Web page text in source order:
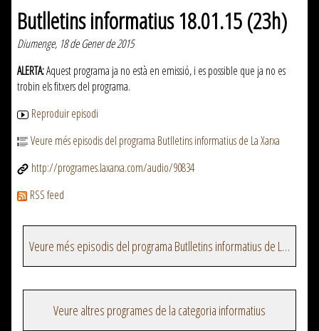
Butlletins informatius 18.01.15 (23h)
Diumenge, 18 de Gener de 2015
ALERTA:Aquest programa ja no està en emissió, i es possible que ja no es
trobin els fitxers del programa.
Reproduir episodi
Veure més episodis del programa Butlletins informatius de La Xarxa
http://programes.laxarxa.com/audio/90834
RSS feed
Veure més episodis del programa Butlletins informatius de La Xarxa
Veure altres programes de la categoria informatius